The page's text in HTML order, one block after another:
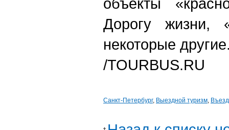
Дорогу жизни,
некоторые
/TOURBUS.RU
Санкт-Петербург, Выездной туризм,